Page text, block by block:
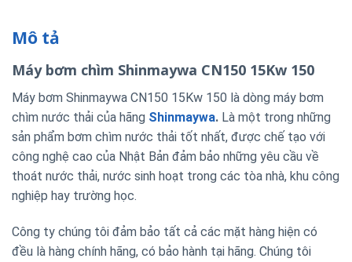
Mô tả
Máy bơm chìm Shinmaywa CN150 15Kw 150
Máy bơm Shinmaywa CN150 15Kw 150 là dòng máy bơm
chìm nước thải của hãng Shinmaywa. Là một trong những
sản phẩm bơm chìm nước thải tốt nhất, được chế tạo với
công nghệ cao của Nhật Bản đảm bảo những yêu cầu về
thoát nước thải, nước sinh hoạt trong các tòa nhà, khu công
nghiệp hay trường học.
Công ty chúng tôi đảm bảo tất cả các mặt hàng hiện có
đều là hàng chính hãng, có bảo hành tại hãng. Chúng tôi